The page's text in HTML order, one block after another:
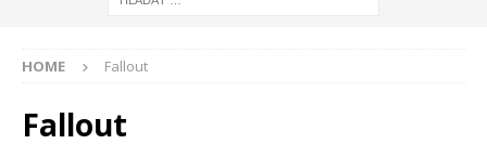
HOME Fallout
Fallout